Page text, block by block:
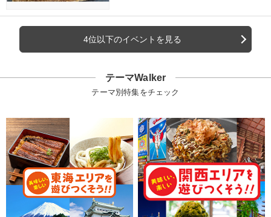
4位以下のイベントを見る
テーマWalker
テーマ別特集をチェック